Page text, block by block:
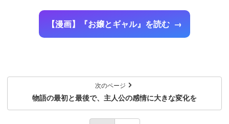
【漫画】『お嬢とギャル』を読む
次のページ
物語の最初と最後で、主人公の感情に大きな変化を